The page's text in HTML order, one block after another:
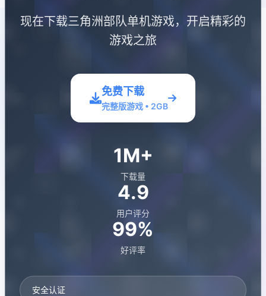
现在下载三角洲部队单机游戏，开启精彩的
游戏之旅
免费下载
完整版游戏 • 2GB
1M+
下载量
4.9
用户评分
99%
好评率
安全认证